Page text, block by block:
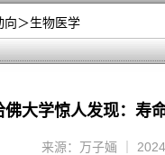
向＞生物医学
佛大学惊人发现：寿
来源：万子婳 ｜